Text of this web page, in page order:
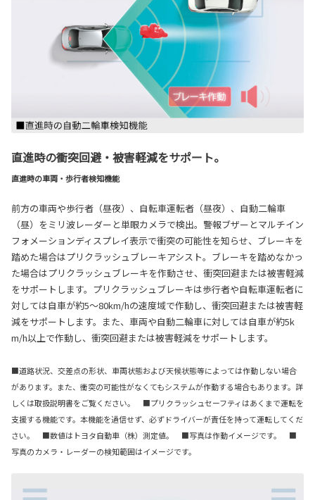
直進時の衝突回避・被害軽減をサポート。
直進時の車両・歩行者検知機能
前方の車両や歩行者（昼夜）、自転車運転者（昼夜）、自動二輪車
（昼）をミリ波レーダーと単眼カメラで検出。警報ブザーとマルチイン
フォメーションディスプレイ表示で衝突の可能性を知らせ、ブレーキを
踏めた場合はプリクラッシュブレーキアシスト。ブレーキを踏めなかっ
た場合はプリクラッシュブレーキを作動させ、衝突回避または被害軽減
をサポートします。プリクラッシュブレーキは歩行者や自転車運転者に
対しては自車が約5〜80km/hの速度域で作動し、衝突回避または被害軽
減をサポートします。また、車両や自動二輪車に対しては自車が約5k
m/h以上で作動し、衝突回避または被害軽減をサポートします。
■道路状況、交差点の形状、車両状態および天候状態等によっては作動しない場合
があります。また、衝突の可能性がなくてもシステムが作動する場合もあります。詳
しくは取扱説明書をご覧ください。 ■プリクラッシュセーフティはあくまで運転を
支援する機能です。本機能を過信せず、必ずドライバーが責任を持って運転してくだ
さい。 ■数値はトヨタ自動車（株）測定値。 ■写真は作動イメージです。 ■
写真のカメラ・レーダーの検知範囲はイメージです。